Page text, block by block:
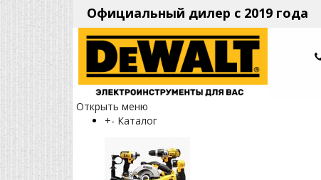
Официальный дилер с 2019 года
Открыть меню
+- Каталог